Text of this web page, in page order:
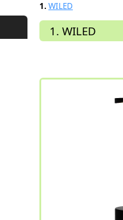
1. WILED
1. WILED